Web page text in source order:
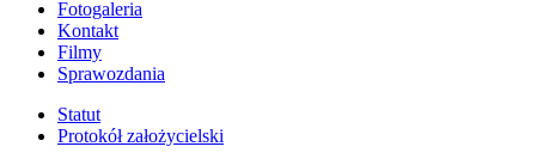
Fotogaleria
Kontakt
Filmy
Sprawozdania
Statut
Protokół założycielski